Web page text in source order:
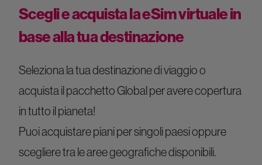
Scegli e acquista la eSim virtuale in
base alla tua destinazione
Seleziona la tua destinazione di viaggio o
acquista il pacchetto Global per avere copertura
in tutto il pianeta!
Puoi acquistare piani per singoli paesi oppure
scegliere tra le aree geografiche disponibili.